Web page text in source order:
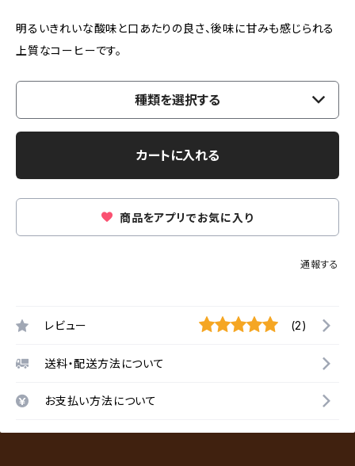
明るいきれいな酸味と口あたりの良さ、後味に甘みも感じられる
上質なコーヒーです。
種類を選択する
カートに入れる
商品をアプリでお気に入り
通報する
レビュー (2)
送料・配送方法について
お支払い方法について